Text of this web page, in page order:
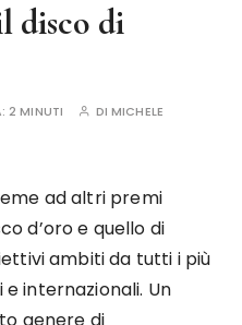
disco di
2 MINUTI DI MICHELE
ad altri premi
d’oro e quello di
ambiti da tutti i più
internazionali. Un